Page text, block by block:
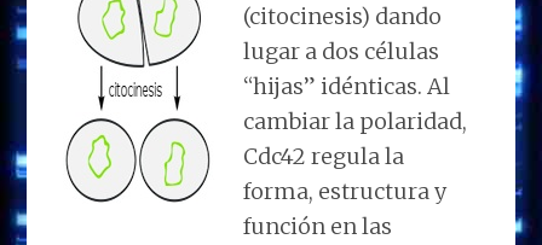
(citocinesis) dando
lugar a dos células
“hijas” idénticas. Al
cambiar la polaridad,
Cdc42 regula la
forma, estructura y
función en las